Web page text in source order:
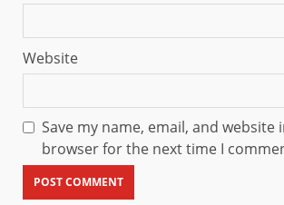
Website
Save my name, email, and website
browser for the next time I